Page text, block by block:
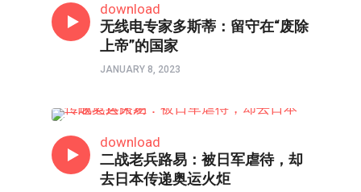
download
无线电专家多斯蒂：留守在“废除
上帝”的国家
JANUARY 8, 2023
download
二战老兵路易：被日军虐待，却
去日本传递奥运火炬